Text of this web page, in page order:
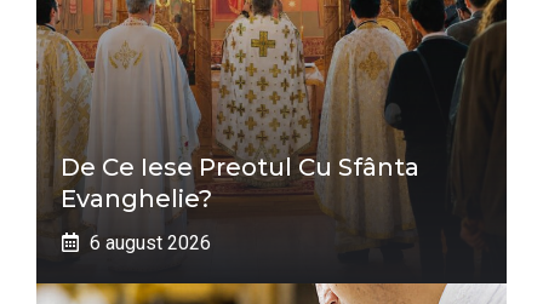
De Ce Iese Preotul Cu Sfânta
Evanghelie?
6 august 2026